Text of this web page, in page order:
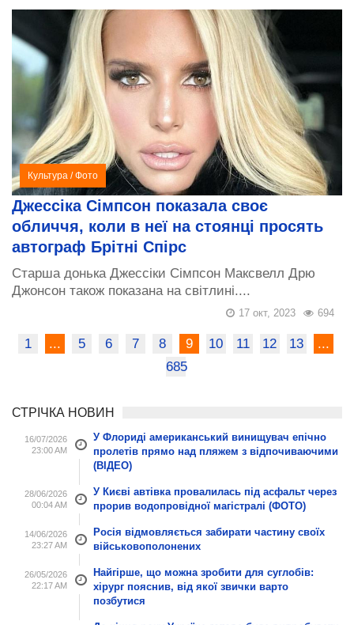
Культура /Фото
Джессіка Сімпсон показала своє
обличчя, коли в неї на стоянці просять
автограф Брітні Спірс
Старша донька Джессіки Сімпсон Максвелл Дрю
Джонсон також показана на світлині....
694
17 окт, 2023
1 ... 5 6 7 8 9 10 11 12 13
...
685
СТРІЧКА НОВИН
16/07/2026
23:00 AM
У Флориді американський винищувач епічно
пролетів прямо над пляжем з відпочиваючими
(ВІДЕО)
28/06/2026
00:04 AM
У Києві автівка провалилась під асфальт через
прорив водопровідної магістралі (ФОТО)
14/06/2026
23:27 AM
Росія відмовляється забирати частину своїх
військовополонених
26/05/2026
22:17 AM
Найгірше, що можна зробити для суглобів:
хірург пояснив, від якої звички варто
позбутися